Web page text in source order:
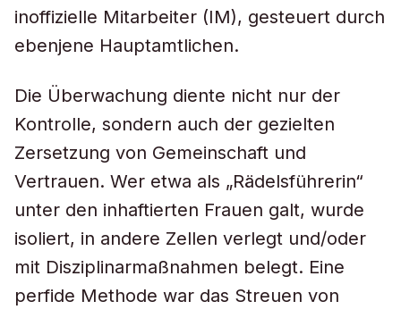
inoffizielle Mitarbeiter (IM), gesteuert durch
ebenjene Hauptamtlichen.
Die Überwachung diente nicht nur der
Kontrolle, sondern auch der gezielten
Zersetzung von Gemeinschaft und
Vertrauen. Wer etwa als „Rädelsführerin“
unter den inhaftierten Frauen galt, wurde
isoliert, in andere Zellen verlegt und/oder
mit Disziplinarmaßnahmen belegt. Eine
perfide Methode war das Streuen von